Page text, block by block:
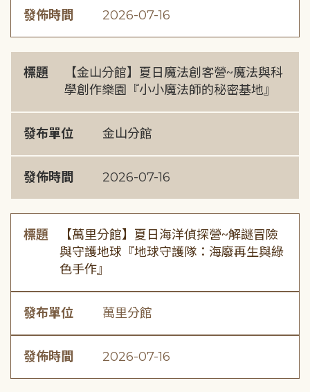
發佈時間 2026-07-16
標題
【金山分館】夏日魔法創客營~魔法與科
學創作樂園『小小魔法師的秘密基地』
發布單位 金山分館
發佈時間 2026-07-16
標題
【萬里分館】夏日海洋偵探營~解謎冒險
與守護地球『地球守護隊：海廢再生與綠
色手作』
發布單位 萬里分館
發佈時間 2026-07-16